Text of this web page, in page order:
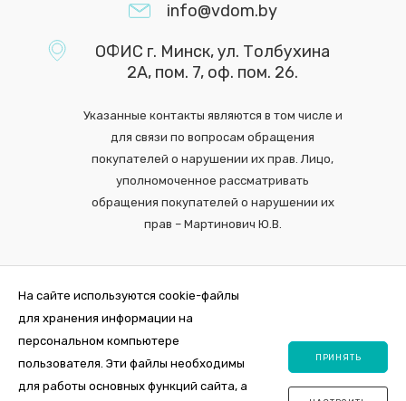
info@vdom.by
ОФИС г. Минск, ул. Толбухина
2А, пом. 7, оф. пом. 26.
Указанные контакты являются в том числе и
для связи по вопросам обращения
покупателей о нарушении их прав. Лицо,
уполномоченное рассматривать
обращения покупателей о нарушении их
прав – Мартинович Ю.В.
На сайте используются cookie-файлы
для хранения информации на
персональном компьютере
пользователя. Эти файлы необходимы
для работы основных функций сайта, а
ПРИНЯТЬ